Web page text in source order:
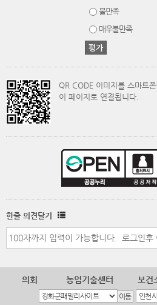
불만족
매우불만족
QR CODE 이미지를 스마트
이 페이지로 연결됩니다.
한줄 의견달기
의회 농업기술센터 보건